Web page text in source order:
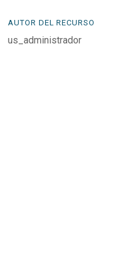
AUTOR DEL RECURSO
us_administrador